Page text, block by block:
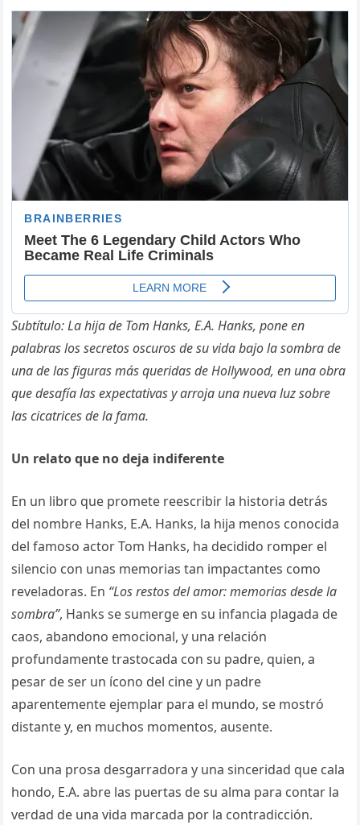
Subtítulo: La hija de Tom Hanks, E.A. Hanks, pone en
palabras los secretos oscuros de su vida bajo la sombra de
una de las figuras más queridas de Hollywood, en una obra
que desafía las expectativas y arroja una nueva luz sobre
las cicatrices de la fama.
Un relato que no deja indiferente
En un libro que promete reescribir la historia detrás
del nombre Hanks, E.A. Hanks, la hija menos conocida
del famoso actor Tom Hanks, ha decidido romper el
silencio con unas memorias tan impactantes como
reveladoras. En “Los restos del amor: memorias desde la
sombra”, Hanks se sumerge en su infancia plagada de
caos, abandono emocional, y una relación
profundamente trastocada con su padre, quien, a
pesar de ser un ícono del cine y un padre
aparentemente ejemplar para el mundo, se mostró
distante y, en muchos momentos, ausente.
Con una prosa desgarradora y una sinceridad que cala
hondo, E.A. abre las puertas de su alma para contar la
verdad de una vida marcada por la contradicción.